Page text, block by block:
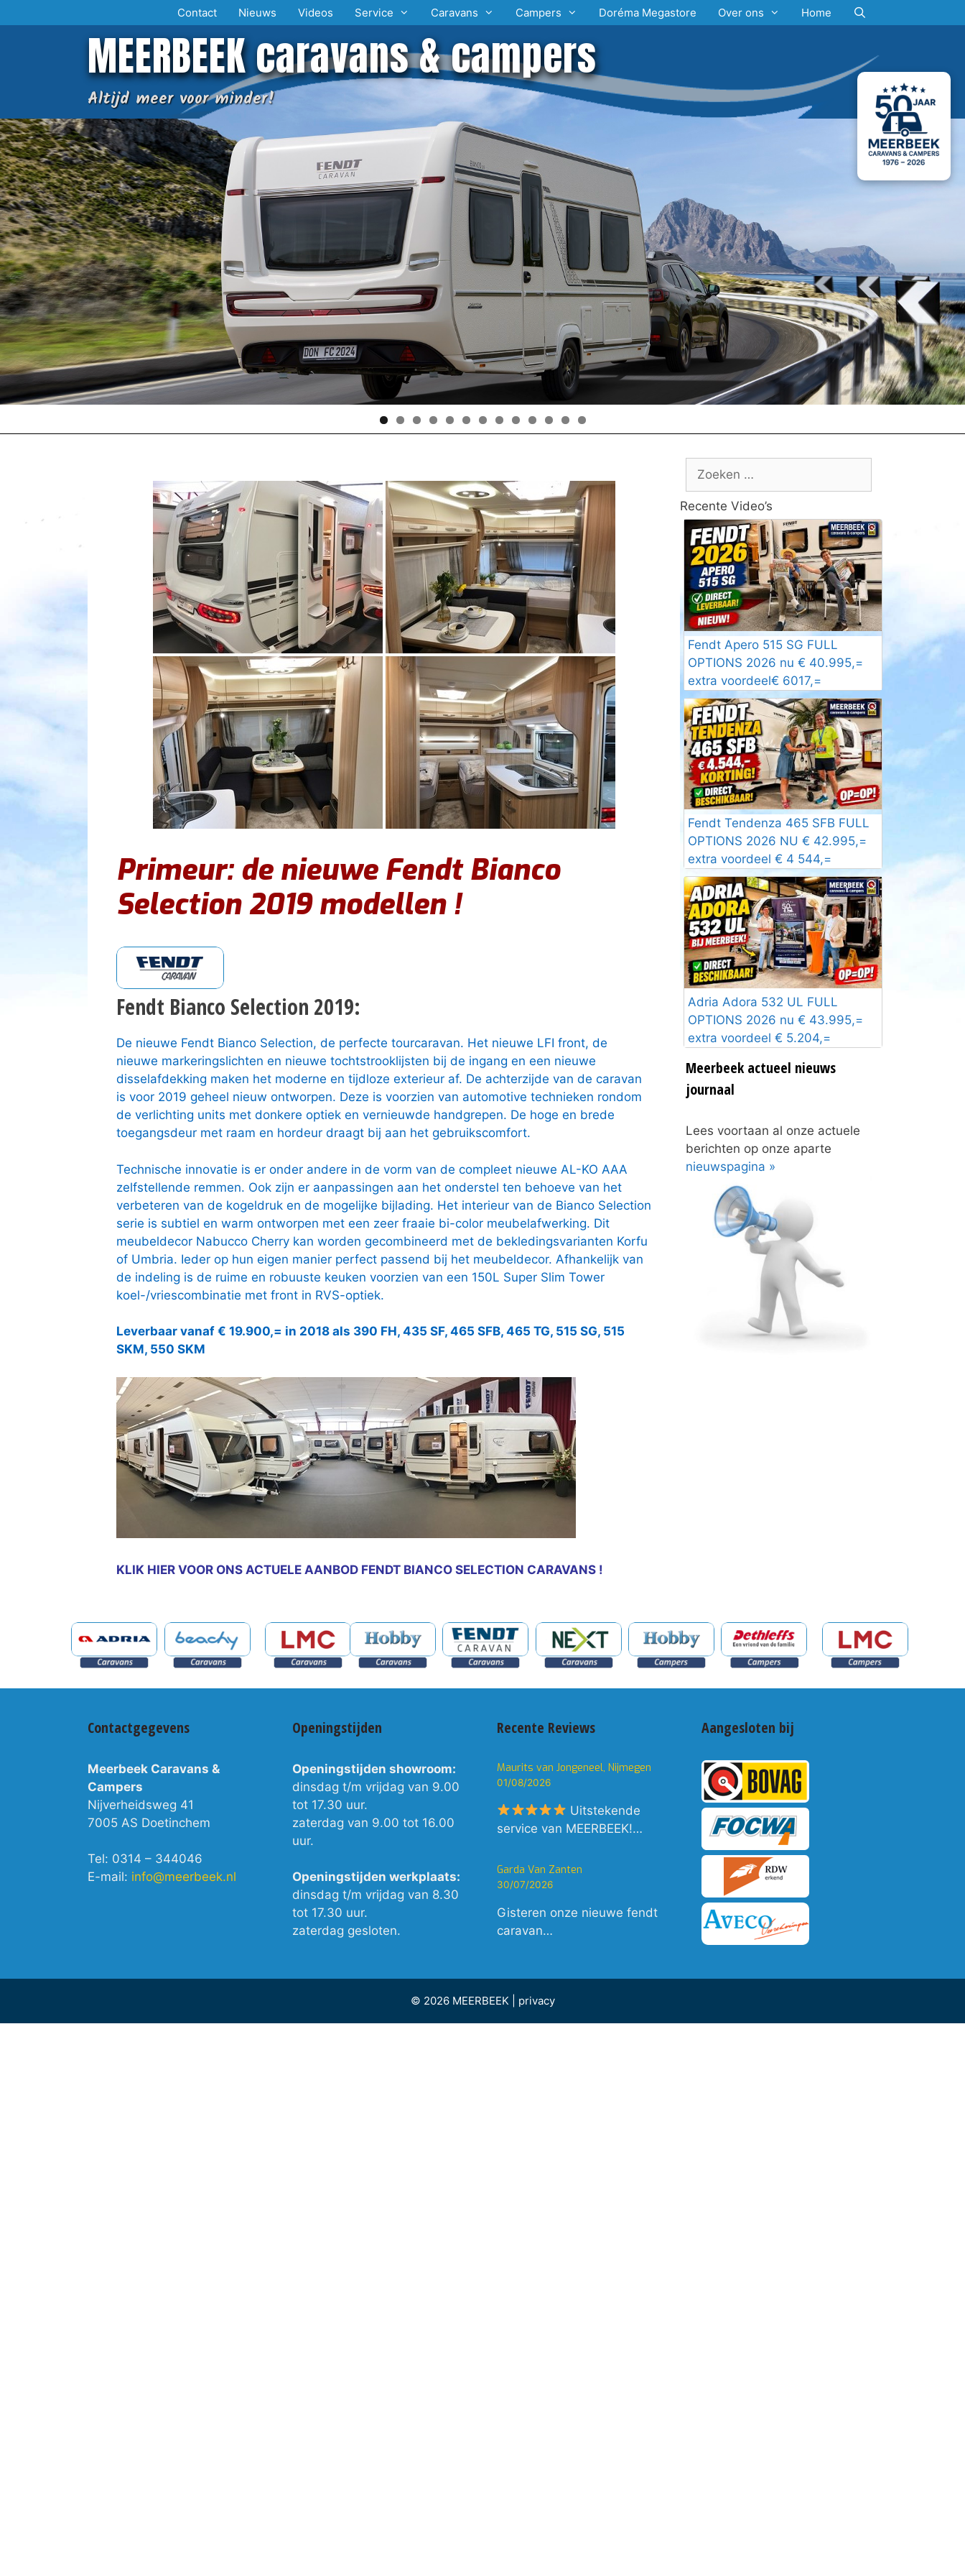
naar
Contact Nieuws Videos Service Caravans Campers Doréma Megastore Over ons Home
MEERBEEK caravans & campers
Altijd meer voor minder!
Primeur: de nieuwe Fendt Bianco
Selection 2019 modellen !
Fendt Bianco Selection 2019:
De nieuwe Fendt Bianco Selection, de perfecte tourcaravan. Het nieuwe LFI front, de
nieuwe markeringslichten en nieuwe tochtstrooklijsten bij de ingang en een nieuwe
disselafdekking maken het moderne en tijdloze exterieur af. De achterzijde van de caravan
is voor 2019 geheel nieuw ontworpen. Deze is voorzien van automotive technieken rondom
de verlichting units met donkere optiek en vernieuwde handgrepen. De hoge en brede
toegangsdeur met raam en hordeur draagt bij aan het gebruikscomfort.
Technische innovatie is er onder andere in de vorm van de compleet nieuwe AL-KO AAA
zelfstellende remmen. Ook zijn er aanpassingen aan het onderstel ten behoeve van het
verbeteren van de kogeldruk en de mogelijke bijlading. Het interieur van de Bianco Selection
serie is subtiel en warm ontworpen met een zeer fraaie bi-color meubelafwerking. Dit
meubeldecor Nabucco Cherry kan worden gecombineerd met de bekledingsvarianten Korfu
of Umbria. Ieder op hun eigen manier perfect passend bij het meubeldecor. Afhankelijk van
de indeling is de ruime en robuuste keuken voorzien van een 150L Super Slim Tower
koel-/vriescombinatie met front in RVS-optiek.
Leverbaar vanaf € 19.900,= in 2018 als 390 FH, 435 SF, 465 SFB, 465 TG, 515 SG, 515
SKM, 550 SKM
KLIK HIER VOOR ONS ACTUELE AANBOD FENDT BIANCO SELECTION CARAVANS !
Zoek
Recente Video’s
Fendt Apero 515 SG FULL
OPTIONS 2026 nu € 40.995,=
extra voordeel€ 6017,=
Fendt Tendenza 465 SFB FULL
OPTIONS 2026 NU € 42.995,=
extra voordeel € 4 544,=
Adria Adora 532 UL FULL
OPTIONS 2026 nu € 43.995,=
extra voordeel € 5.204,=
Meerbeek actueel nieuws
journaal
Lees voortaan al onze actuele
berichten op onze aparte
nieuwspagina »
Contactgegevens
Meerbeek Caravans &
Campers
Nijverheidsweg 41
7005 AS Doetinchem
Tel: 0314 – 344046
E-mail: info@meerbeek.nl
Openingstijden
Openingstijden showroom:
dinsdag t/m vrijdag van 9.00
tot 17.30 uur.
zaterdag van 9.00 tot 16.00
uur.
Openingstijden werkplaats:
dinsdag t/m vrijdag van 8.30
tot 17.30 uur.
zaterdag gesloten.
Recente Reviews
Maurits van Jongeneel, Nijmegen
01/08/2026
Uitstekende
service van MEERBEEK!…
Garda Van Zanten
30/07/2026
Gisteren onze nieuwe fendt
caravan…
Aangesloten bij
© 2026 MEERBEEK | privacy